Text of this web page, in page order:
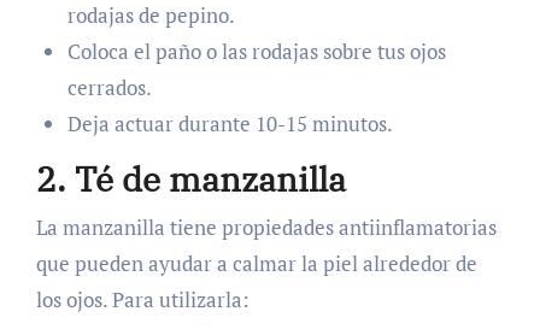
rodajas de pepino.
Coloca el paño o las rodajas sobre tus ojos
cerrados.
Deja actuar durante 10-15 minutos.
2. Té de manzanilla
La manzanilla tiene propiedades antiinflamatorias
que pueden ayudar a calmar la piel alrededor de
los ojos. Para utilizarla: